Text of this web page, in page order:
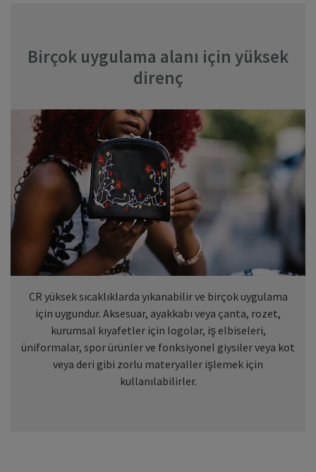
Birçok uygulama alanı için yüksek
direnç
CR yüksek sıcaklıklarda yıkanabilir ve birçok uygulama
için uygundur. Aksesuar, ayakkabı veya çanta, rozet,
kurumsal kıyafetler için logolar, iş elbiseleri,
üniformalar, spor ürünler ve fonksiyonel giysiler veya kot
veya deri gibi zorlu materyaller işlemek için
kullanılabilirler.